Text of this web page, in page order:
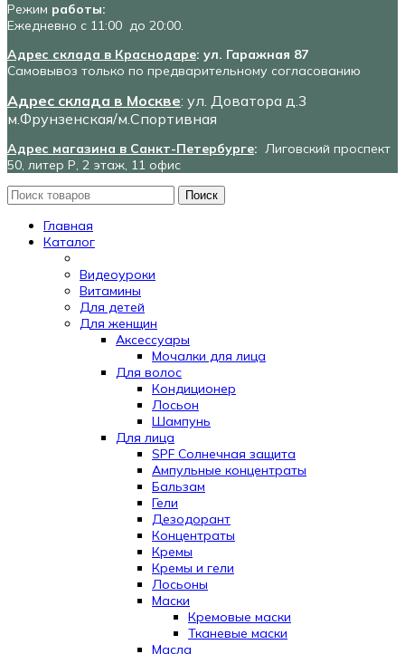
Режим работы:
Ежедневно с 11:00 до 20:00.
Адрес склада в Краснодаре: ул. Гаражная 87
Самовывоз только по предварительному согласованию
Адрес склада в Москве: ул. Доватора д.3
м.Фрунзенская/м.Спортивная
Адрес магазина в Санкт-Петербурге: Лиговский проспект
50, литер Р, 2 этаж, 11 офис
Поиск
Главная
Каталог
Видеоуроки
Витамины
Для детей
Для женщин
Аксессуары
Мочалки для лица
Для волос
Кондиционер
Лосьон
Шампунь
Для лица
SPF Солнечная защита
Ампульные концентраты
Бальзам
Гели
Дезодорант
Концентраты
Кремы
Кремы и гели
Лосьоны
Маски
Кремовые маски
Тканевые маски
Масла